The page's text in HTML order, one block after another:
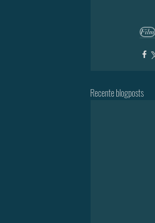
Film
Recente blogposts